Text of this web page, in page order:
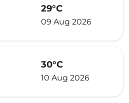
29°C
09 Aug 2026
30°C
10 Aug 2026